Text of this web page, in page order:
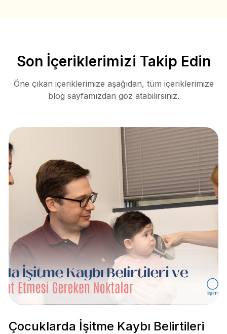
Son İçeriklerimizi Takip Edin
Öne çıkan içeriklerimize aşağıdan, tüm içeriklerimize
blog sayfamızdan göz atabilirsiniz.
Çocuklarda İşitme Kaybı Belirtileri